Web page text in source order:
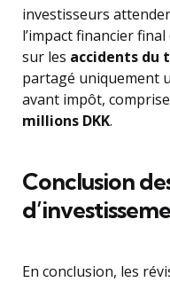
investisseurs
l’impact financier
sur les accidents du
partagé uniquement
avant impôt,
millions DKK.
Conclusion
En conclusion, les